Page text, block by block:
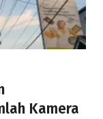
Kamera